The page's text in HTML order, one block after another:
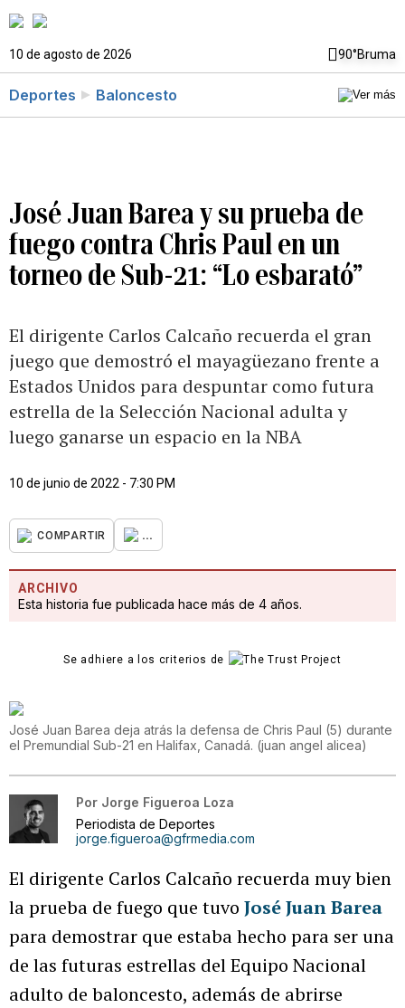
10 de agosto de 2026 90°Bruma
Deportes Baloncesto
José Juan Barea y su prueba de
fuego contra Chris Paul en un
torneo de Sub-21: “Lo esbarató”
El dirigente Carlos Calcaño recuerda el gran
juego que demostró el mayagüezano frente a
Estados Unidos para despuntar como futura
estrella de la Selección Nacional adulta y
luego ganarse un espacio en la NBA
10 de junio de 2022 - 7:30 PM
COMPARTIR ...
ARCHIVO
Esta historia fue publicada hace más de 4 años.
Se adhiere a los criterios de
José Juan Barea deja atrás la defensa de Chris Paul (5) durante
el Premundial Sub-21 en Halifax, Canadá. (juan angel alicea)
Por Jorge Figueroa Loza
Periodista de Deportes
jorge.figueroa@gfrmedia.com
El dirigente Carlos Calcaño recuerda muy bien
la prueba de fuego que tuvo José Juan Barea
para demostrar que estaba hecho para ser una
de las futuras estrellas del Equipo Nacional
adulto de baloncesto, además de abrirse